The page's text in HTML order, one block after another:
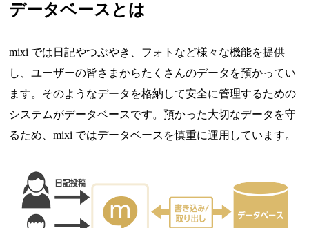
データベースとは
mixi では日記やつぶやき、フォトなど様々な機能を提供
し、ユーザーの皆さまからたくさんのデータを預かってい
ます。そのようなデータを格納して安全に管理するための
システムがデータベースです。預かった大切なデータを守
るため、mixi ではデータベースを慎重に運用しています。